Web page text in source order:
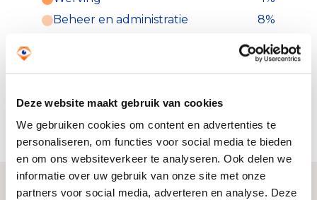
Deze website maakt gebruik van cookies
We gebruiken cookies om content en advertenties te
personaliseren, om functies voor social media te bieden
en om ons websiteverkeer te analyseren. Ook delen we
informatie over uw gebruik van onze site met onze
partners voor social media, adverteren en analyse. Deze
Beheer en administratie
8%
De VNC beoogt enerzijds een grootscheeps
herstel van de traditionele kavelgrenzen en
anderzijds de aanleg en het ontwerp van geheel
geschakeerd cultuurlandschap zal zorgen dat de
biodiversiteit enorm zal toenemen.